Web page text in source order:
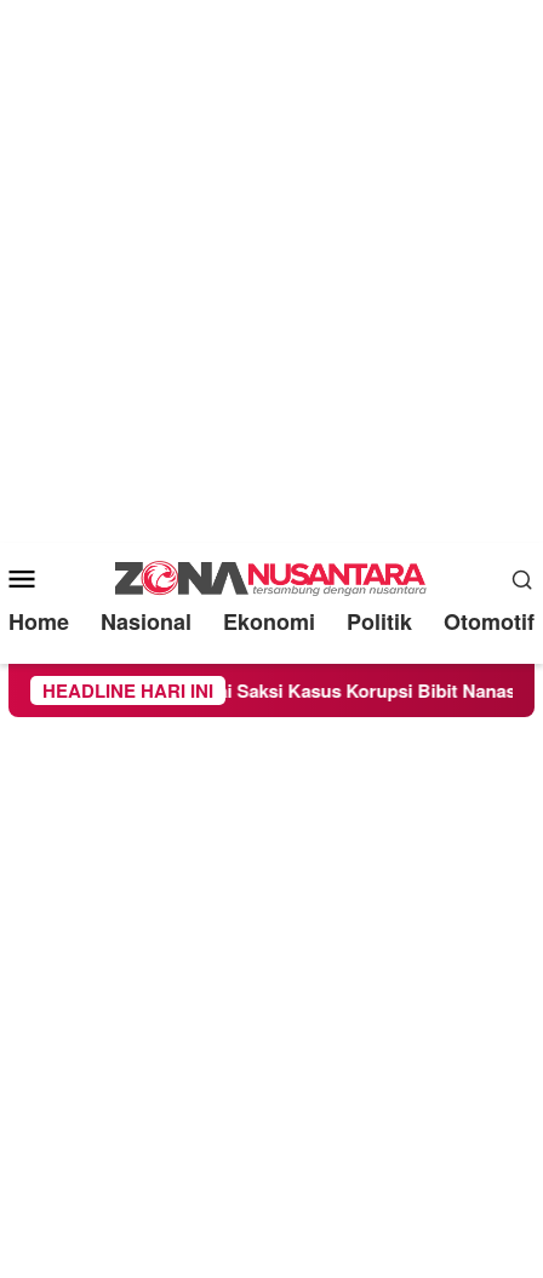
Mobile
Menu
Home Nasional Ekonomi Politik Otomotif
HEADLINE HARI INI
Sebagai Saksi Kasus Korupsi Bibit Nanas Sulsel Rp 52,4